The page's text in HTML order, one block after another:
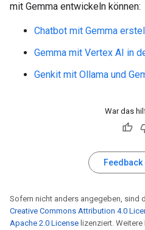
mit Gemma entwickeln können:
Chatbot mit Gemma
Gemma mit Vertex AI in
Genkit mit Ollama und
War das
Feedback
Sofern nicht anders angegeben, sind
Creative Commons Attribution 4.0
Apache 2.0 License lizenziert.